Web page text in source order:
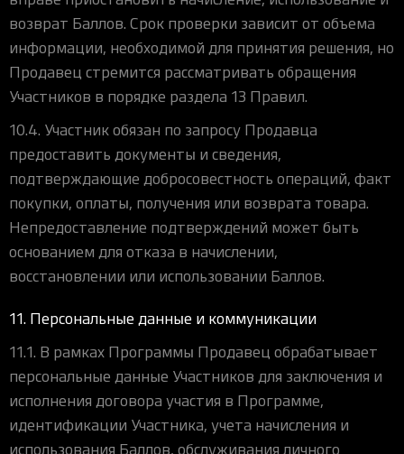
возврат Баллов. Срок проверки зависит от объема
информации, необходимой для принятия решения, но
Продавец стремится рассматривать обращения
Участников в порядке раздела 13 Правил.
10.4. Участник обязан по запросу Продавца
предоставить документы и сведения,
подтверждающие добросовестность операций, факт
покупки, оплаты, получения или возврата товара.
Непредоставление подтверждений может быть
основанием для отказа в начислении,
восстановлении или использовании Баллов.
11. Персональные данные и коммуникации
11.1. В рамках Программы Продавец обрабатывает
персональные данные Участников для заключения и
исполнения договора участия в Программе,
идентификации Участника, учета начисления и
использования Баллов, обслуживания личного